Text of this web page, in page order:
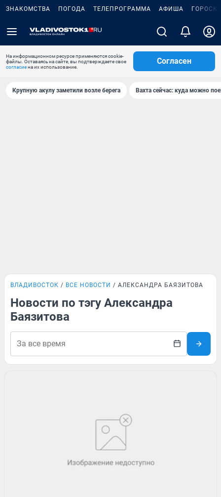
ЗНАКОМСТВА ПОГОДА ТЕЛЕПРОГРАММА АФИША
На информационном ресурсе применяются cookie-
файлы. Оставаясь на сайте, вы подтверждаете свое
согласиена их использование.
Согласен
Крупную акулу заметили возле берега Вахта сейчас: куда можно
ВЛАДИВОСТОК ВСЕ НОВОСТИ АЛЕКСАНДРА БАЯЗИТОВА
Новости по тэгу Александра
Баязитова